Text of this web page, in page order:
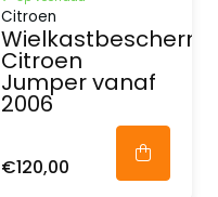
Citroen
Citroen
Jumper vanaf
2006
€120,00